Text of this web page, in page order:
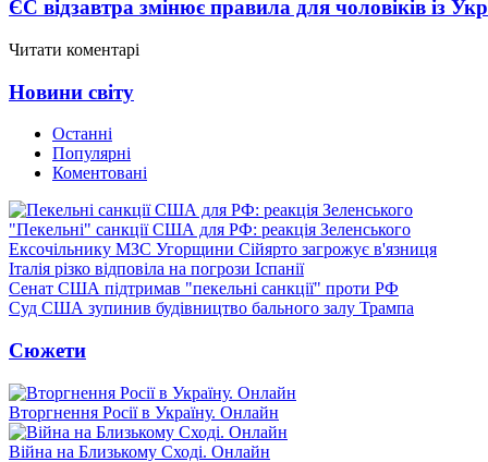
ЄС відзавтра змінює правила для чоловіків із
Читати коментарі
Новини світу
Останні
Популярні
Коментовані
"Пекельні" санкції США для РФ: реакція Зеленського
Ексочільнику МЗС Угорщини Сійярто загрожує в'язниця
Італія різко відповіла на погрози Іспанії
Сенат США підтримав "пекельні санкції" проти РФ
Суд США зупинив будівництво бального залу Трампа
Сюжети
Вторгнення Росії в Україну. Онлайн
Війна на Близькому Сході. Онлайн